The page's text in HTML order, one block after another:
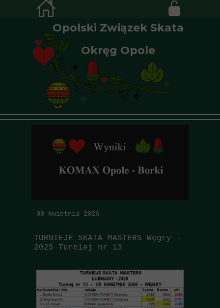
Opolski Związek Skata
Okręg Opole
08 kwietnia 2026
TURNIEJE SKATA MASTERS Węgry -
2025 Turniej nr 13